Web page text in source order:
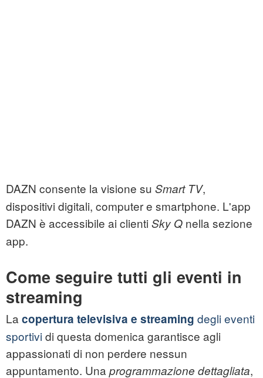
DAZN consente la visione su Smart TV,
dispositivi digitali, computer e smartphone. L'app
DAZN è accessibile ai clienti Sky Q nella sezione
app.
Come seguire tutti gli eventi in
streaming
La copertura televisiva e streaming degli eventi
sportividi questa domenica garantisce agli
appassionati di non perdere nessun
appuntamento. Una programmazione dettagliata,